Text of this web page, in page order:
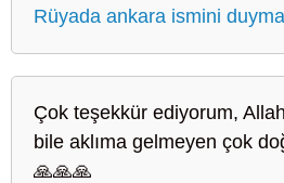
Rüyada ankara ismini
Çok teşekkür ediyorum,
bile aklıma gelmeyen çok
🙏🙏🙏